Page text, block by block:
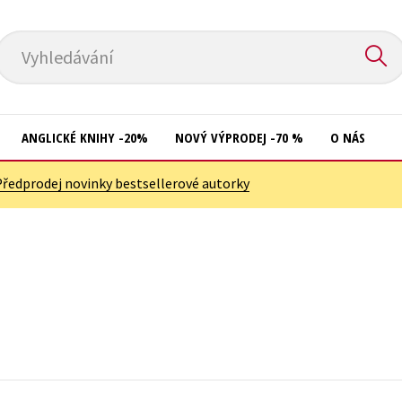
Vyhledávání
ANGLICKÉ KNIHY -20% NOVÝ VÝPRODEJ -70 % O NÁS
novinky bestsellerové autorky